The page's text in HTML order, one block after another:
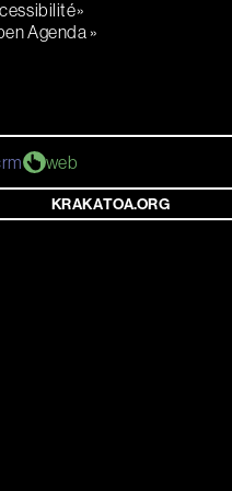
Agenda »
web
KRAKATOA.ORG
Actualités